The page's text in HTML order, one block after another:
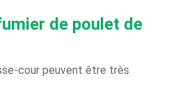
de poulet de
cour peuvent être très